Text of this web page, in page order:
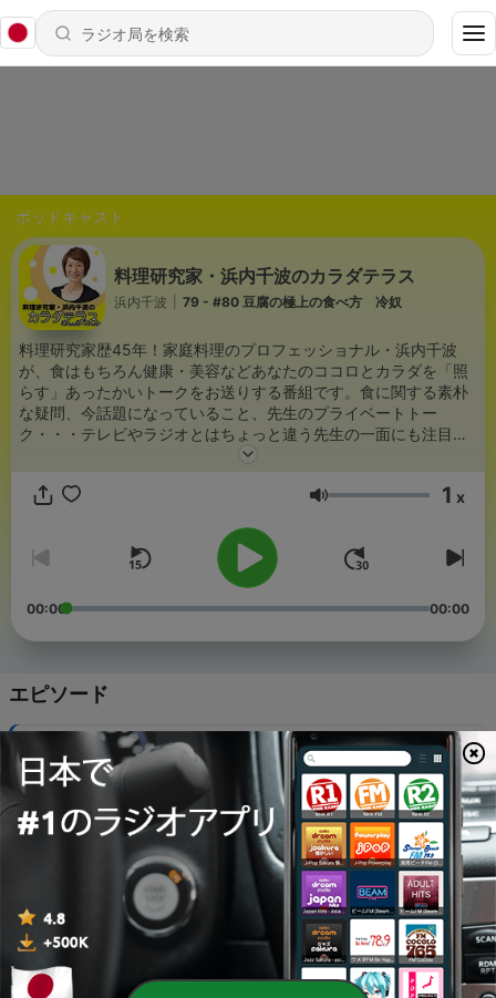
ポッドキャスト
料理研究家・浜内千波のカラダテラス
浜内千波 79 - #80 豆腐の極上の食べ方 冷奴
料理研究家歴45年！家庭料理のプロフェッショナル・浜内千波
が、食はもちろん健康・美容などあなたのココロとカラダを「照
らす」あったかいトークをお送りする番組です。食に関する素朴
な疑問、今話題になっていること、先生のプライベートトー
ク・・・テレビやラジオとはちょっと違う先生の一面にも注目で
す。聴けば試してみたくなる千波先生の耳で聞くレシピ「ちなみ
する質問、番組の感想などはこちら podcast_hamauchi@fcs-
音量 1 x
00:00 00:00
エピソード
#80 豆腐の極上の食べ方 冷奴
07 8月 2026
78 - #79火を使わないで冷や汁を楽しもう！
#78 ゼラチンと寒天で夏のデザートを楽しむ
24 7月 2026
#77 捨てないで！「灰汁」を「悪」にしないコツ
17 7月 2026